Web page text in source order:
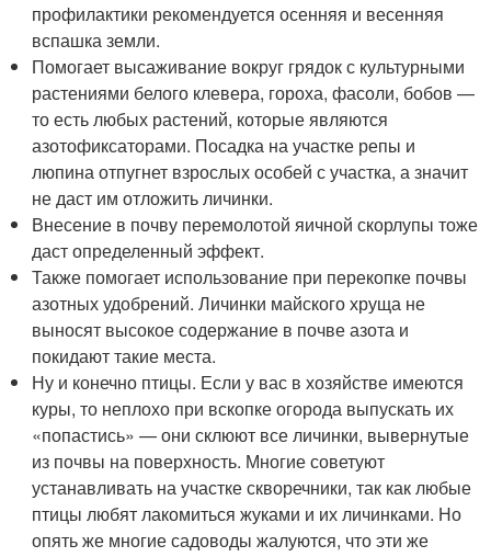
профилактики рекомендуется осенняя и весенняя
вспашка земли.
Помогает высаживание вокруг грядок с культурными
растениями белого клевера, гороха, фасоли, бобов —
то есть любых растений, которые являются
азотофиксаторами. Посадка на участке репы и
люпина отпугнет взрослых особей с участка, а значит
не даст им отложить личинки.
Внесение в почву перемолотой яичной скорлупы тоже
даст определенный эффект.
Также помогает использование при перекопке почвы
азотных удобрений. Личинки майского хруща не
выносят высокое содержание в почве азота и
покидают такие места.
Ну и конечно птицы. Если у вас в хозяйстве имеются
куры, то неплохо при вскопке огорода выпускать их
«попастись» — они склюют все личинки, вывернутые
из почвы на поверхность. Многие советуют
устанавливать на участке скворечники, так как любые
птицы любят лакомиться жуками и их личинками. Но
опять же многие садоводы жалуются, что эти же